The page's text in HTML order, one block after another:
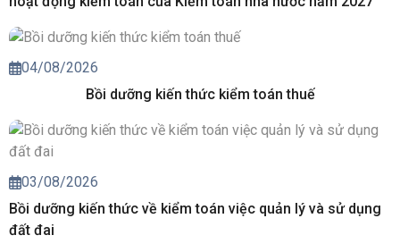
04/08/2026
Bồi dưỡng kiến thức kiểm toán thuế
03/08/2026
Bồi dưỡng kiến thức về kiểm toán việc quản lý và sử dụng
đất đai